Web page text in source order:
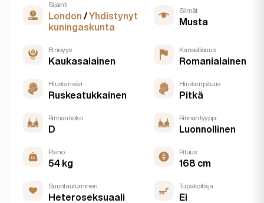
Sijainti
London /Yhdistynyt
kuningaskunta
Silmät
Musta
Etnisyys
Kaukasalainen
Kansallisuus
Romanialainen
Hiusten väri
Ruskeatukkainen
Hiusten pituus
Pitkä
Rinnan koko
D
Rinnan tyyppi
Luonnollinen
Paino
54 kg
Pituus
168 cm
Suuntautuminen
Heteroseksuaali
Tupakoitsija
Ei